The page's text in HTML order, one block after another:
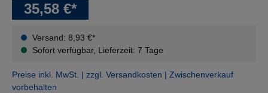
35,58 €*
Versand: 8,93 €*
Sofort verfügbar, Lieferzeit: 7 Tage
Preise inkl. MwSt. | zzgl. Versandkosten | Zwischenverkauf
vorbehalten